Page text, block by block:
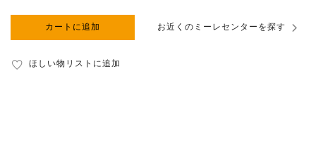
カートに追加 お近くのミーレセンターを探す
ほしい物リストに追加